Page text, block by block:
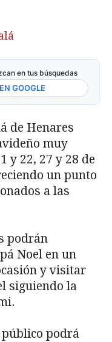
en tus búsquedas
GOOGLE
de Henares
muy
y 22, 27 y 28 de
un punto
a las
podrán
Noel en un
y visitar
siguiendo la
podrá